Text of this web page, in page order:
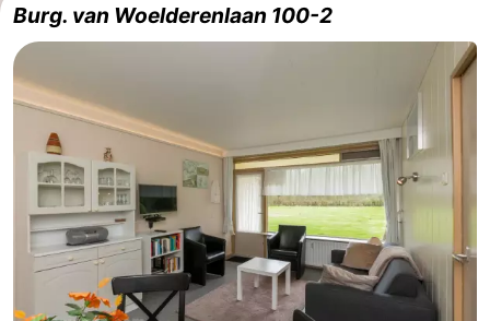
Burg. van Woelderenlaan 100-2